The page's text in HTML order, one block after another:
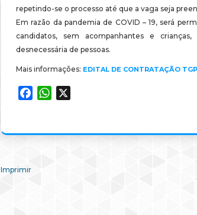
repetindo-se o processo até que a vaga seja
Em razão da pandemia de COVID – 19, será
candidatos, sem acompanhantes e crianças,
desnecessária de pessoas.
Mais informações: EDITAL DE CONTRATAÇÃO
FacebookWhatsApp
Imprimir